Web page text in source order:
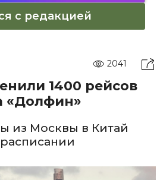
с редакцией
2041
1400 рейсов
«Долфин»
из Москвы в Китай